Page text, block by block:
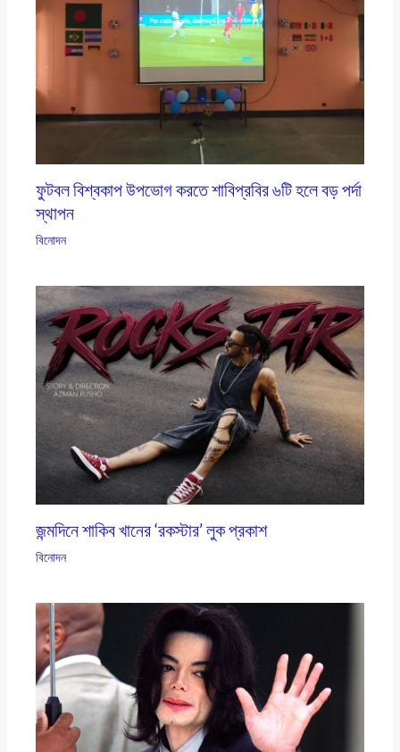
ফুটবল বিশ্বকাপ উপভোগ করতে শাবিপ্রবির ৬টি হলে বড় পর্দা
স্থাপন
বিনোদন
জন্মদিনে শাকিব খানের ‘রকস্টার’ লুক প্রকাশ
বিনোদন